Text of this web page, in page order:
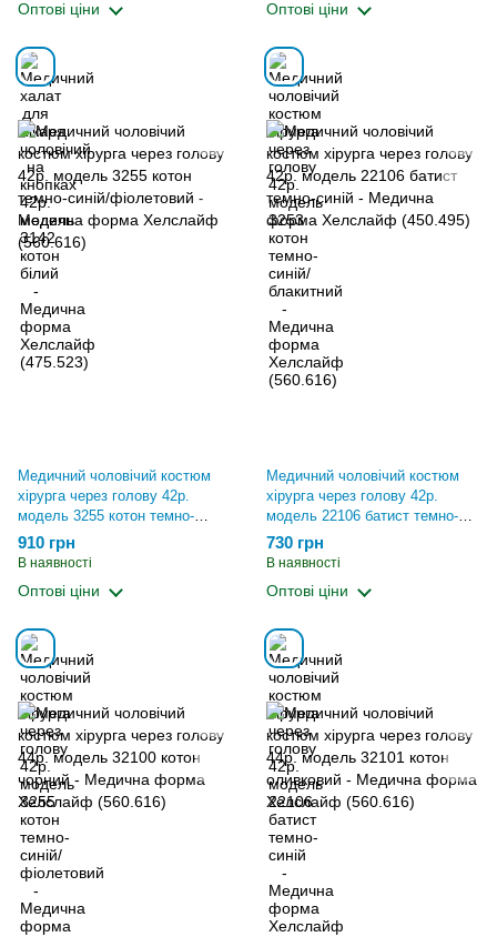
Оптові ціни Оптові ціни
Медичний чоловічий костюм
хірурга через голову 42р.
модель 3255 котон темно-
синій/фіолетовий - Медична
форма Хелслайф (560.616)
910 грн
В наявності
Оптові ціни
Медичний чоловічий костюм
хірурга через голову 42р.
модель 22106 батист темно-
синій - Медична форма
Хелслайф (450.495)
730 грн
В наявності
Оптові ціни